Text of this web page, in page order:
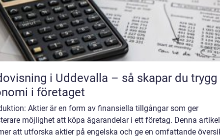
i Uddevalla – så skapar du trygg
i företaget
Aktier är en form av finansiella tillgångar som ger
möjlighet att köpa ägarandelar i ett företag. Denna artikel
att utforska aktier på engelska och ge en omfattande